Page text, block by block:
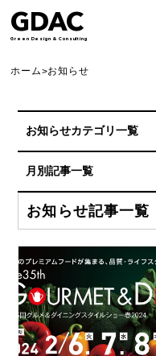
GDAC
Green Design & Consulting
ホーム>お知らせ
お知らせカテゴリ一覧
スポンサーシップ
協賛
非常食アレンジレシピ
プレスリリース
Blog
HP更新情報
月別記事一覧
2026年8月
2026年6月
2026年4月
2026年3月
お知らせ記事一覧